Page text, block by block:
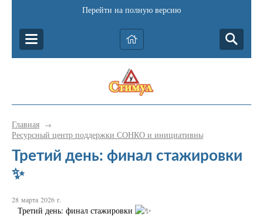
Перейти на полную версию
Главная →
Ресурсный центр поддержки СОНКО и инициативных граждан
Третий день: финал стажировки
✨
28 марта 2026 г.
Третий день: финал стажировки